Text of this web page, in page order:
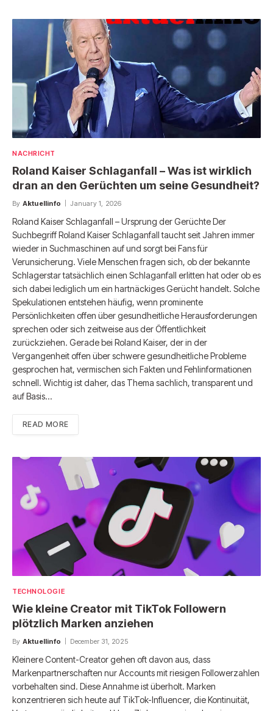
NACHRICHT
Roland Kaiser Schlaganfall – Was ist wirklich
dran an den Gerüchten um seine Gesundheit?
By Aktuellinfo January 1, 2026
Roland Kaiser Schlaganfall – Ursprung der Gerüchte Der
Suchbegriff Roland Kaiser Schlaganfall taucht seit Jahren immer
wieder in Suchmaschinen auf und sorgt bei Fans für
Verunsicherung. Viele Menschen fragen sich, ob der bekannte
Schlagerstar tatsächlich einen Schlaganfall erlitten hat oder ob es
sich dabei lediglich um ein hartnäckiges Gerücht handelt. Solche
Spekulationen entstehen häufig, wenn prominente
Persönlichkeiten offen über gesundheitliche Herausforderungen
sprechen oder sich zeitweise aus der Öffentlichkeit
zurückziehen. Gerade bei Roland Kaiser, der in der
Vergangenheit offen über schwere gesundheitliche Probleme
gesprochen hat, vermischen sich Fakten und Fehlinformationen
schnell. Wichtig ist daher, das Thema sachlich, transparent und
auf Basis…
READ MORE
TECHNOLOGIE
Wie kleine Creator mit TikTok Followern
plötzlich Marken anziehen
By Aktuellinfo December 31, 2025
Kleinere Content-Creator gehen oft davon aus, dass
Markenpartnerschaften nur Accounts mit riesigen Followerzahlen
vorbehalten sind. Diese Annahme ist überholt. Marken
konzentrieren sich heute auf TikTok-Influencer, die Kontinuität,